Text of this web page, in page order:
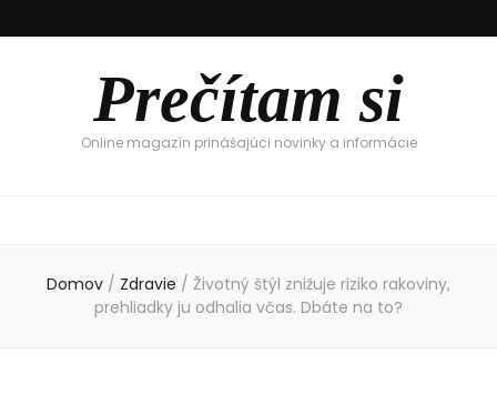
Prečítam si
Online magazín prinášajúci novinky a informácie
Domov / Zdravie / Životný štýl znižuje riziko rakoviny,
prehliadky ju odhalia včas. Dbáte na to?